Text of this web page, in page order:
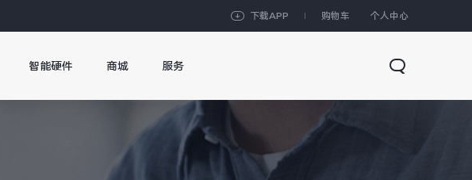
下载APP 购物车 个人中心
智能硬件 商城 服务